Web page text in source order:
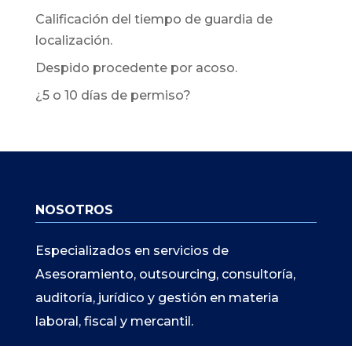
Calificación del tiempo de guardia de
localización.
Despido procedente por acoso.
¿5 o 10 días de permiso?
NOSOTROS
Especializados en servicios de
Asesoramiento, outsourcing, consultoría,
auditoría, jurídico y gestión en materia
laboral, fiscal y mercantil.